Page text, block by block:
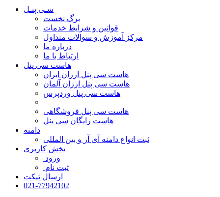
سـی پنـل
برگ نخست
قوانین و شرایط خدمات
مرکز آموزش و سوالات متداول
درباره ما
ارتباط با ما
هاست سی پنل
هاست سی پنل ارزان ایران
هاست سی پنل ارزان آلمان
هاست سی پنل وردپرس
هاست سی پنل فروشگاهی
هاست رایگان سی پنل
دامنه
ثبت انواع دامنه آی آر و بین المللی
بخش کاربری
ورود
ثبت نام
ارسال تیکت
021-77942102